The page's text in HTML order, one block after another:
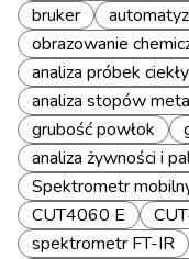
bruker
obrazowanie
analiza próbek
analiza stopów
grubość powłok
analiza żywności i
Spektrometr
CUT4060 E
spektrometr FT-IR